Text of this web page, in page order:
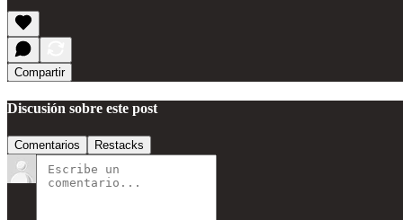
Compartir
Discusión sobre este post
Comentarios Restacks